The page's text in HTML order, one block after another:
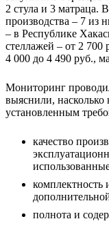
2 стула и 3 матраца.
производства – 7 из
– в Республике
стеллажей – от 2 700
4 000 до 4 490 руб.,
Мониторинг
выяснили, насколько
установленным
качество
комплектность
полнота и